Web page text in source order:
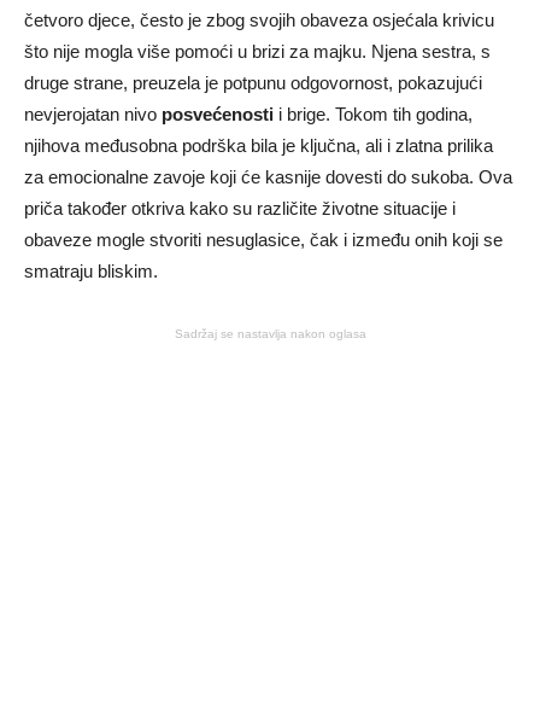
četvoro djece, često je zbog svojih obaveza osjećala krivicu
što nije mogla više pomoći u brizi za majku. Njena sestra, s
druge strane, preuzela je potpunu odgovornost, pokazujući
nevjerojatan nivo posvećenosti i brige. Tokom tih godina,
njihova međusobna podrška bila je ključna, ali i zlatna prilika
za emocionalne zavoje koji će kasnije dovesti do sukoba. Ova
priča također otkriva kako su različite životne situacije i
obaveze mogle stvoriti nesuglasice, čak i između onih koji se
smatraju bliskim.
Sadržaj se nastavlja nakon oglasa